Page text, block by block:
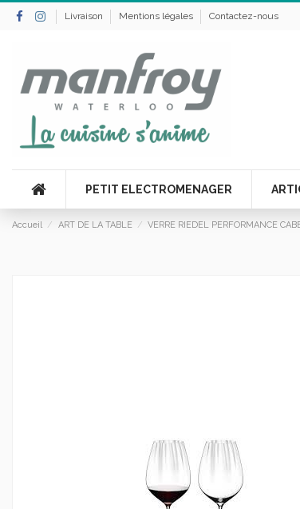
Livraison Mentions légales Contactez-nous
PETIT ELECTROMENAGER
Accueil ART DE LA TABLE VERRE RIEDEL PERFORMANCE